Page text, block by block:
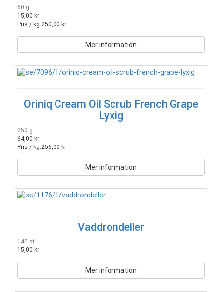
60 g
15,00 kr
Pris / kg:250,00 kr
Mer information
Oriniq Cream Oil Scrub French Grape
Lyxig
250 g
64,00 kr
Pris / kg:256,00 kr
Mer information
Vaddrondeller
140 st
15,00 kr
Mer information